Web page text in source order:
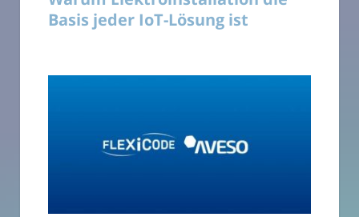
Basis jeder IoT-Lösung ist